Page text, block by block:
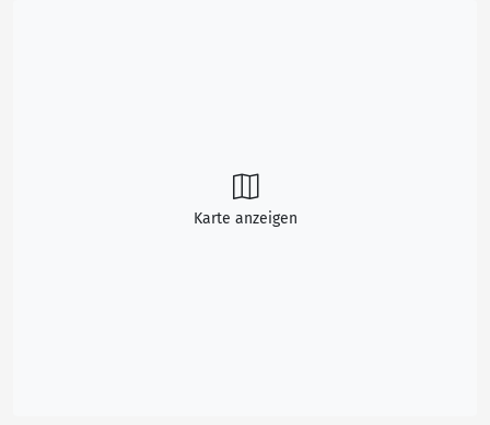
Karte anzeigen